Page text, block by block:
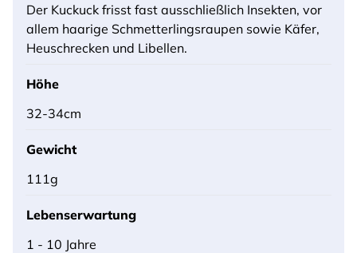
Der Kuckuck frisst fast ausschließlich Insekten, vor
allem haarige Schmetterlingsraupen sowie Käfer,
Heuschrecken und Libellen.
Höhe
32-34cm
Gewicht
111g
Lebenserwartung
1 - 10 Jahre